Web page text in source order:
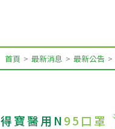
首頁 最新消息 最新公告
得寶醫用N95口罩